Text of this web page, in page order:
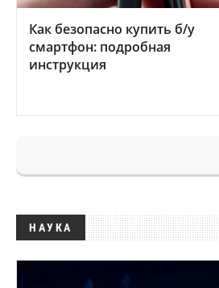
Как безопасно купить б/у
смартфон: подробная
инструкция
НАУКА